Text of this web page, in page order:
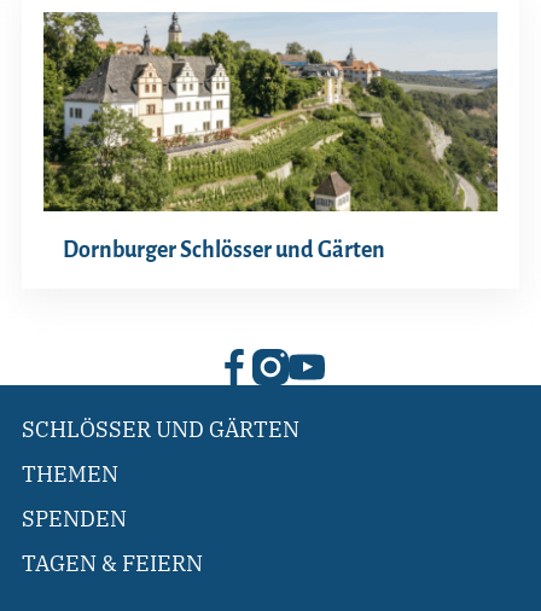
Dornburger Schlösser und Gärten
SCHLÖSSER UND GÄRTEN
THEMEN
SPENDEN
TAGEN & FEIERN